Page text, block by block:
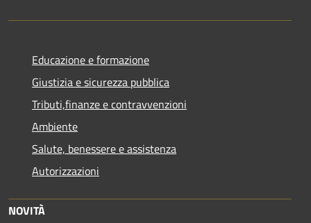
Educazione e formazione
Giustizia e sicurezza pubblica
Tributi,finanze e contravvenzioni
Ambiente
Salute, benessere e assistenza
Autorizzazioni
NOVITÀ